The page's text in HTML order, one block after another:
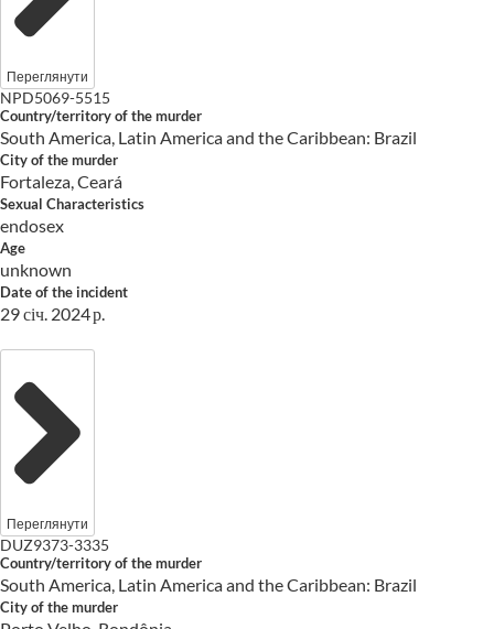
Переглянути
NPD5069-5515
Country/territory of the murder
South America, Latin America and the Caribbean: Brazil
City of the murder
Fortaleza, Ceará
Sexual Characteristics
endosex
Age
unknown
Date of the incident
29 січ. 2024 р.
Переглянути
DUZ9373-3335
Country/territory of the murder
South America, Latin America and the Caribbean: Brazil
City of the murder